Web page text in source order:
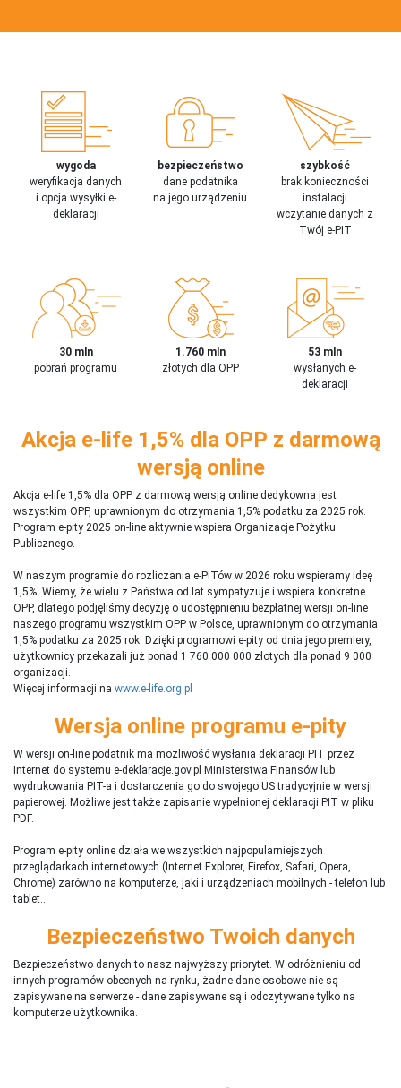
wygoda
weryfikacja danych
i opcja wysyłki e-
deklaracji
bezpieczeństwo
dane podatnika
na jego urządzeniu
szybkość
brak konieczności
instalacji
wczytanie danych z
Twój e-PIT
30 mln
pobrań programu
1.760 mln
złotych dla OPP
53 mln
wysłanych e-
deklaracji
Akcja e-life 1,5% dla OPP z darmową
wersją online
Akcja e-life 1,5% dla OPP z darmową wersją online dedykowna jest
wszystkim OPP, uprawnionym do otrzymania 1,5% podatku za 2025 rok.
Program e-pity 2025 on-line aktywnie wspiera Organizacje Pożytku
Publicznego.
W naszym programie do rozliczania e-PITów w 2026 roku wspieramy ideę
1,5%. Wiemy, że wielu z Państwa od lat sympatyzuje i wspiera konkretne
OPP, dlatego podjęliśmy decyzję o udostępnieniu bezpłatnej wersji on-line
naszego programu wszystkim OPP w Polsce, uprawnionym do otrzymania
1,5% podatku za 2025 rok. Dzięki programowi e-pity od dnia jego premiery,
użytkownicy przekazali już ponad 1 760 000 000 złotych dla ponad 9 000
organizacji.
Więcej informacji na www.e-life.org.pl
Wersja online programu e-pity
W wersji on-line podatnik ma możliwość wysłania deklaracji PIT przez
Internet do systemu e-deklaracje.gov.pl Ministerstwa Finansów lub
wydrukowania PIT-a i dostarczenia go do swojego US tradycyjnie w wersji
papierowej. Możliwe jest także zapisanie wypełnionej deklaracji PIT w pliku
PDF.
Program e-pity online działa we wszystkich najpopularniejszych
przeglądarkach internetowych (Internet Explorer, Firefox, Safari, Opera,
Chrome) zarówno na komputerze, jaki i urządzeniach mobilnych - telefon lub
tablet..
Bezpieczeństwo Twoich danych
Bezpieczeństwo danych to nasz najwyższy priorytet. W odróżnieniu od
innych programów obecnych na rynku, żadne dane osobowe nie są
zapisywane na serwerze - dane zapisywane są i odczytywane tylko na
komputerze użytkownika.